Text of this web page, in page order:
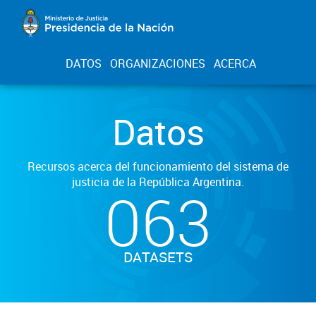
DATOS ORGANIZACIONES ACERCA
Datos
Recursos acerca del funcionamiento del sistema de
justicia de la República Argentina.
063
DATASETS